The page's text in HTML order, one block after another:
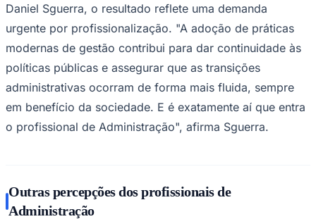
Daniel Sguerra, o resultado reflete uma demanda
urgente por profissionalização. "A adoção de práticas
modernas de gestão contribui para dar continuidade às
políticas públicas e assegurar que as transições
administrativas ocorram de forma mais fluida, sempre
em benefício da sociedade. E é exatamente aí que entra
o profissional de Administração", afirma Sguerra.
Outras percepções dos profissionais de
Administração